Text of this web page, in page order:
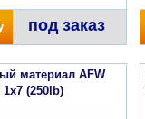
под заказ
материал AFW
(250lb)